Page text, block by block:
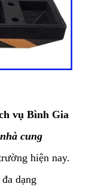
vụ Bình Gia
nhà cung
hiện nay.
dạng